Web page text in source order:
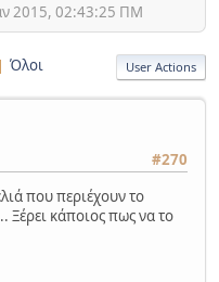
2015, 02:43:25 ΠΜ
Όλοι User Actions
#270
που περιέχουν το
Ξέρει κάποιος πως να το